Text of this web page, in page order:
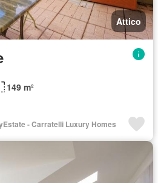
Attico
149 m²
- Carratelli Luxury Homes